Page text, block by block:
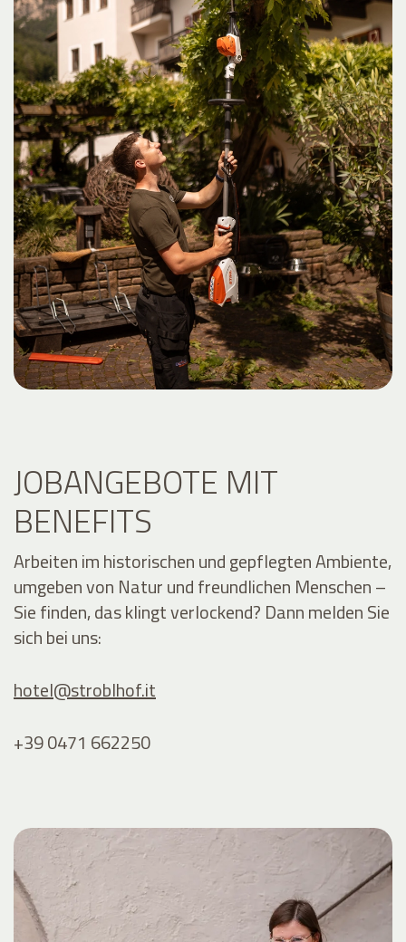
JOBANGEBOTE MIT
BENEFITS
Arbeiten im historischen und gepflegten Ambiente,
umgeben von Natur und freundlichen Menschen –
Sie finden, das klingt verlockend? Dann melden Sie
sich bei uns:
hotel@stroblhof.it
+39 0471 662250